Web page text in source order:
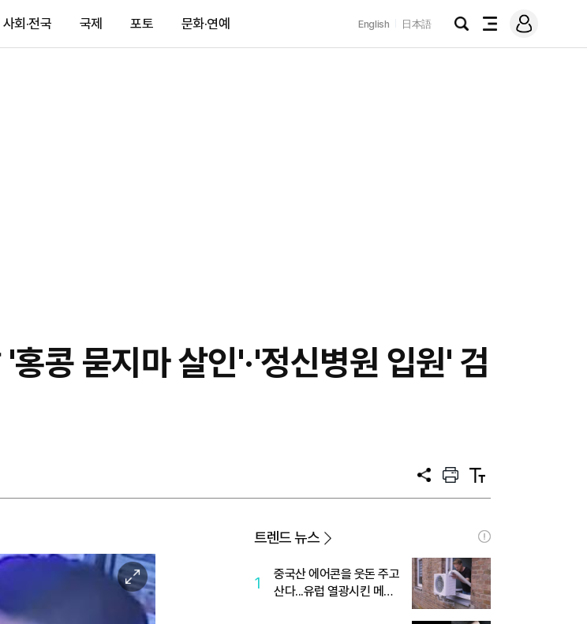
사회·전국 국제 포토 문화·연예 English 日本語
검
전
메
그
콩 묻지마 살인'·'정신병원 입원' 검
공
프
트
텍
트
이
미
트렌드 뉴스
1
중국산 에어콘을 웃돈 주고
산다...유럽 열광시킨 메이